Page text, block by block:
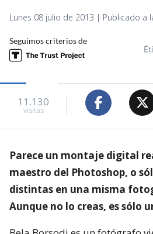
Lunes 08 julio de 2013 | Publicado a
Seguimos criterios de
11.130
visitas
Parece un montaje digital
maestro del Photoshop, o
distintas en una misma
Aunque no lo creas, es sólo